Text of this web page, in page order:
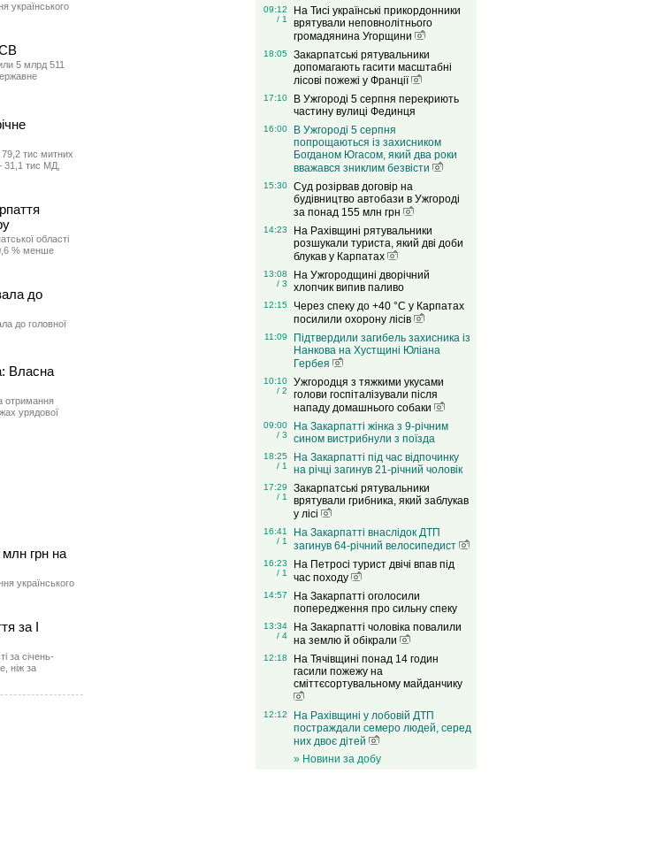
українського
5 млрд 511
тис митних
31,1 тис МД,
області
% менше
до
до головної
Власна
отримання
урядової
млн грн на
українського
за І
за січень-
ніж за
09:12
/ 1
На Тисі українські прикордонники
врятували неповнолітнього
громадянина Угорщини
18:05
Закарпатські рятувальники
допомагають гасити масштабні
лісові пожежі у Франції
17:10
В Ужгороді 5 серпня перекриють
частину вулиці Фединця
16:00
В Ужгороді 5 серпня
попрощаються із захисником
Богданом Югасом, який два роки
вважався зниклим безвісти
15:30
Суд розірвав договір на
будівництво автобази в Ужгороді
за понад 155 млн грн
14:23
На Рахівщині рятувальники
розшукали туриста, який дві доби
блукав у Карпатах
13:08
/ 3
На Ужгородщині дворічний
хлопчик випив паливо
12:15
Через спеку до +40 °C у Карпатах
посилили охорону лісів
11:09
Підтвердили загибель захисника із
Нанкова на Хустщині Юліана
Гербея
10:10
/ 2
Ужгородця з тяжкими укусами
голови госпіталізували після
нападу домашнього собаки
09:00
/ 3
На Закарпатті жінка з 9-річним
сином вистрибнули з поїзда
18:25
/ 1
На Закарпатті під час відпочинку
на річці загинув 21-річний чоловік
17:29
/ 1
Закарпатські рятувальники
врятували грибника, який заблукав
у лісі
16:41
/ 1
На Закарпатті внаслідок ДТП
загинув 64-річний велосипедист
16:23
/ 1
На Петросі турист двічі впав під
час походу
14:57
На Закарпатті оголосили
попередження про сильну спеку
13:34
/ 4
На Закарпатті чоловіка повалили
на землю й обікрали
12:18
На Тячівщині понад 14 годин
гасили пожежу на
сміттєсортувальному майданчику
12:12
На Рахівщині у лобовій ДТП
постраждали семеро людей, серед
них двоє дітей
» Новини за добу